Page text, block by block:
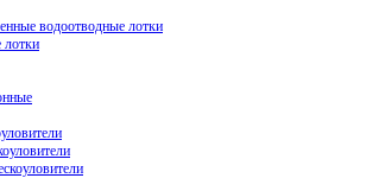
водоотводные лотки